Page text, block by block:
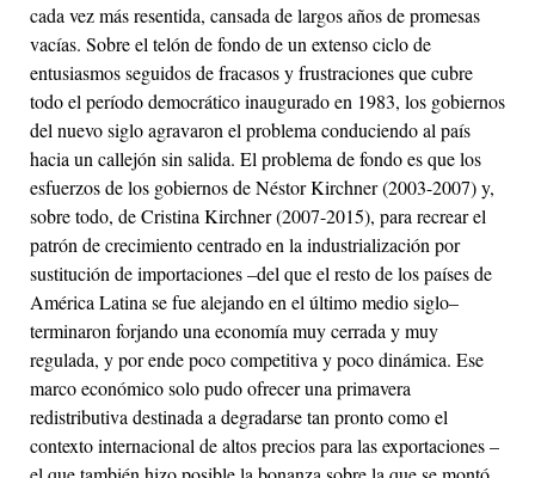
cada vez más resentida, cansada de largos años de promesas
vacías. Sobre el telón de fondo de un extenso ciclo de
entusiasmos seguidos de fracasos y frustraciones que cubre
todo el período democrático inaugurado en 1983, los gobiernos
del nuevo siglo agravaron el problema conduciendo al país
hacia un callejón sin salida. El problema de fondo es que los
esfuerzos de los gobiernos de Néstor Kirchner (2003-2007) y,
sobre todo, de Cristina Kirchner (2007-2015), para recrear el
patrón de crecimiento centrado en la industrialización por
sustitución de importaciones –del que el resto de los países de
América Latina se fue alejando en el último medio siglo–
terminaron forjando una economía muy cerrada y muy
regulada, y por ende poco competitiva y poco dinámica. Ese
marco económico solo pudo ofrecer una primavera
redistributiva destinada a degradarse tan pronto como el
contexto internacional de altos precios para las exportaciones –